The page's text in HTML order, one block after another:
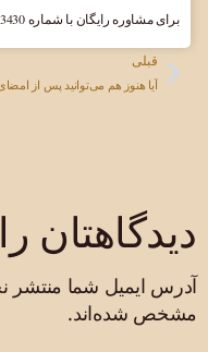
قبلی
برای مشاوره رایگان با شماره ‎702-337-3430 تماس بگیرید
دیدگاهتان
آدرس ایمیل شما منتشر
مشخص شده‌اند.